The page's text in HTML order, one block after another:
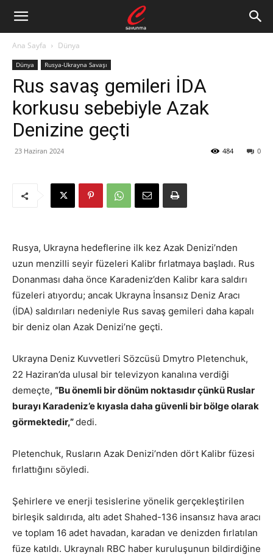
Ana Sayfa Dünya
Dünya Rusya-Ukrayna Savaşı
Rus savaş gemileri İDA
korkusu sebebiyle Azak
Denizine geçti
23 Haziran 2024 0
484
Rusya, Ukrayna hedeflerine ilk kez Azak Denizi’nden
uzun menzilli seyir füzeleri Kalibr fırlatmaya başladı. Rus
Donanması daha önce Karadeniz’den Kalibr kara saldırı
füzeleri atıyordu; ancak Ukrayna İnsansız Deniz Aracı
(İDA) saldırıları nedeniyle Rus savaş gemileri daha kapalı
bir deniz olan Azak Denizi’ne geçti.
Ukrayna Deniz Kuvvetleri Sözcüsü Dmytro Pletenchuk,
22 Haziran’da ulusal bir televizyon kanalına verdiği
demeçte, “Bu önemli bir dönüm noktasıdır çünkü Ruslar
burayı Karadeniz’e kıyasla daha güvenli bir bölge olarak
görmektedir,”dedi.
Pletenchuk, Rusların Azak Denizi’nden dört Kalibr füzesi
fırlattığını söyledi.
Şehirlere ve enerji tesislerine yönelik gerçekleştirilen
birleşik saldırıda, altı adet Shahed-136 insansız hava aracı
ve toplam 16 adet havadan, karadan ve denizden fırlatılan
füze katıldı. Ukraynalı RBC haber kuruluşunun bildirdiğine